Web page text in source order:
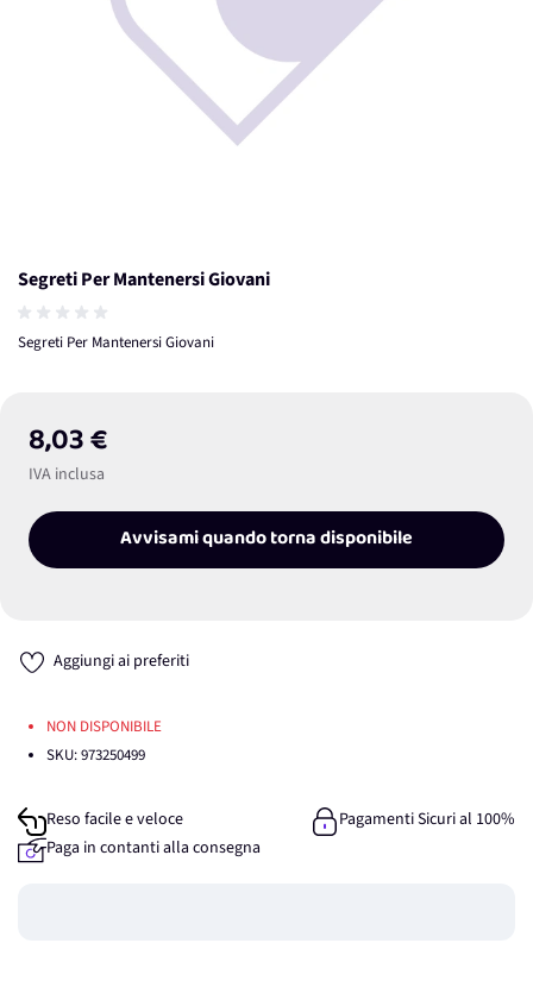
Segreti Per Mantenersi Giovani
Segreti Per Mantenersi Giovani
8,03 €
IVA inclusa
Avvisami quando torna disponibile
Aggiungi ai preferiti
NON DISPONIBILE
SKU:973250499
Reso facile e veloce
Pagamenti Sicuri al 100%
Paga in contanti alla consegna